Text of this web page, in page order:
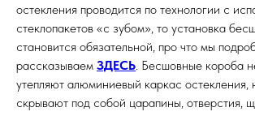
остекления проводится по технологии с
стеклопакетов «с зубом», то установка
становится обязательной, про что мы
рассказываем ЗДЕСЬ . Бесшовные короба
утепляют алюминиевый каркас остекления,
скрывают под собой царапины, отверстия,